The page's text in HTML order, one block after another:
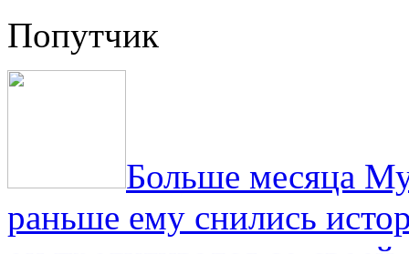
Попутчик
Больше месяца
раньше ему снились